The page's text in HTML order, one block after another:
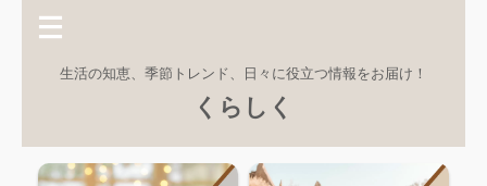
生活の知恵、季節トレンド、日々に役立つ情報をお届け！
くらしく